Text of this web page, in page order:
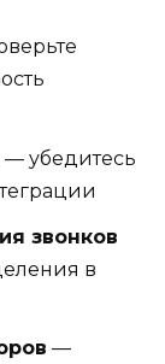
— убедитесь
звонков
в
—